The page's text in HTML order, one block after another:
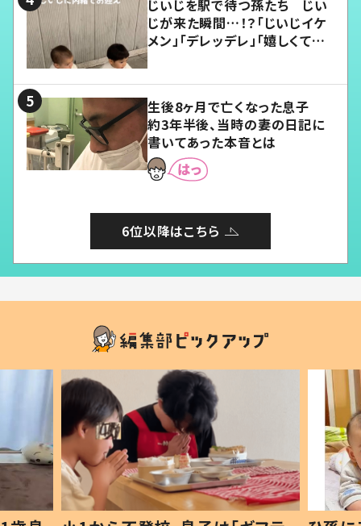
じいじを駅で待つ孫たち じい
じが来た瞬間…！？「じいじイケ
メン」「デレッデレ」「嬉しくて可
生後8ヶ月で亡くなった息子
約3年半後、当時の妻の日記に
書いてあった本音とは
6位以降はこちら